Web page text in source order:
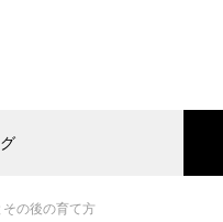
の後の育て方